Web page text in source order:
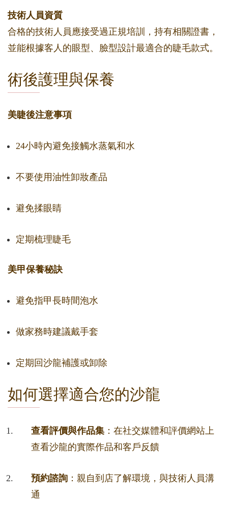
技術人員資質
合格的技術人員應接受過正規培訓，持有相關證書，
並能根據客人的眼型、臉型設計最適合的睫毛款式。
術後護理與保養
美睫後注意事項
24小時內避免接觸水蒸氣和水
不要使用油性卸妝產品
避免揉眼睛
定期梳理睫毛
美甲保養秘訣
避免指甲長時間泡水
做家務時建議戴手套
定期回沙龍補護或卸除
如何選擇適合您的沙龍
查看評價與作品集 ：在社交媒體和評價網站上
查看沙龍的實際作品和客戶反饋
預約諮詢 ：親自到店了解環境，與技術人員溝
通